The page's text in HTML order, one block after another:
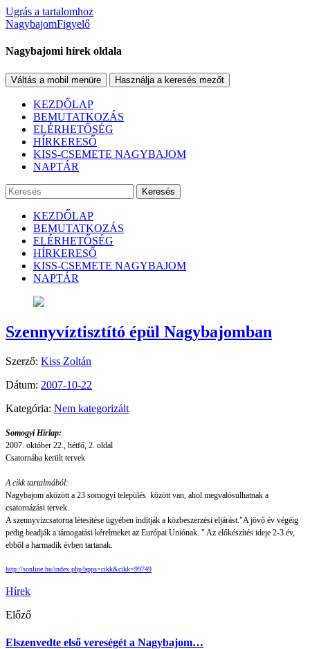
Ugrás a tartalomhoz
NagybajomFigyelő
Nagybajomi hírek oldala
Váltás a mobil menüre Használja a keresés mezőt
KEZDŐLAP
BEMUTATKOZÁS
ELÉRHETŐSÉG
HÍRKERESŐ
KISS-CSEMETE NAGYBAJOM
NAPTÁR
Keresés
KEZDŐLAP
BEMUTATKOZÁS
ELÉRHETŐSÉG
HÍRKERESŐ
KISS-CSEMETE NAGYBAJOM
NAPTÁR
Szennyvíztisztító épül Nagybajomban
Szerző: Kiss Zoltán
Dátum: 2007-10-22
Kategória: Nem kategorizált
Somogyi Hírlap:
2007. október 22., hétfő, 2. oldal
Csatornába került tervek
A cikk tartalmából:
Nagybajom aközött a 23 somogyi település között van, ahol megvalósulhatnak a
csatornázási tervek.
A szennyvízcsatorna létesítése ügyében indítják a közbeszerzési eljárást."A jövő év végéig
pedig beadják a támogatási kérelmeket az Európai Uniónak. " Az előkészítés ideje 2-3 év,
ebből a harmadik évben tartanak.
http://sonline.hu/index.php?apps=cikk&cikk=99749
Hírek
Előző
Elszenvedte első vereségét a Nagybajom…